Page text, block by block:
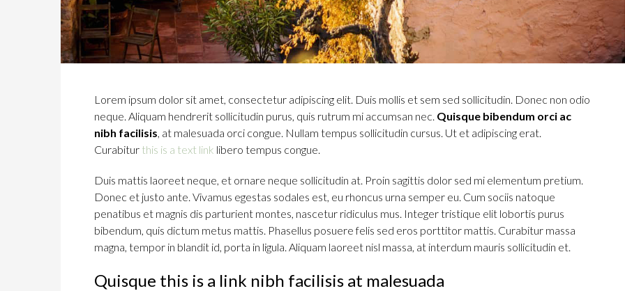
Lorem ipsum dolor sit amet, consectetur adipiscing elit. Duis mollis et sem sed sollicitudin. Donec non odio
neque. Aliquam hendrerit sollicitudin purus, quis rutrum mi accumsan nec. Quisque bibendum orci ac
nibh facilisis, at malesuada orci congue. Nullam tempus sollicitudin cursus. Ut et adipiscing erat.
Curabitur this is a text link libero tempus congue.
Duis mattis laoreet neque, et ornare neque sollicitudin at. Proin sagittis dolor sed mi elementum pretium.
Donec et justo ante. Vivamus egestas sodales est, eu rhoncus urna semper eu. Cum sociis natoque
penatibus et magnis dis parturient montes, nascetur ridiculus mus. Integer tristique elit lobortis purus
bibendum, quis dictum metus mattis. Phasellus posuere felis sed eros porttitor mattis. Curabitur massa
magna, tempor in blandit id, porta in ligula. Aliquam laoreet nisl massa, at interdum mauris sollicitudin et.
Quisque this is a link nibh facilisis at malesuada